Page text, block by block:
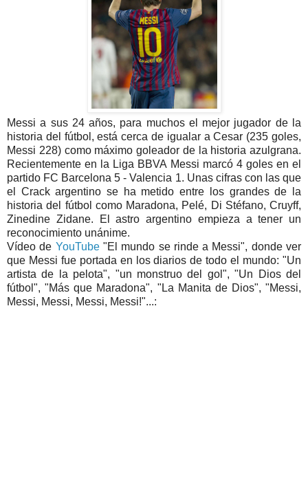
Messi a sus 24 años, para muchos el mejor jugador de la
historia del fútbol, está cerca de igualar a Cesar (235 goles,
Messi 228) como máximo goleador de la historia azulgrana.
Recientemente en la Liga BBVA Messi marcó 4 goles en el
partido FC Barcelona 5 - Valencia 1. Unas cifras con las que
el Crack argentino se ha metido entre los grandes de la
historia del fútbol como Maradona, Pelé, Di Stéfano, Cruyff,
Zinedine Zidane. El astro argentino empieza a tener un
reconocimiento unánime.
Vídeo de YouTube"El mundo se rinde a Messi", donde ver
que Messi fue portada en los diarios de todo el mundo: "Un
artista de la pelota", "un monstruo del gol", "Un Dios del
fútbol", "Más que Maradona", "La Manita de Dios", "Messi,
Messi, Messi, Messi, Messi!"...: